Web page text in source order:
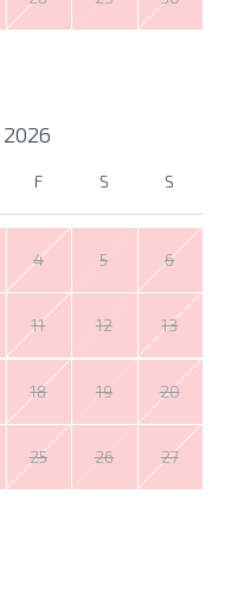
2026
F S S
4 5 6
11 12 13
18 19 20
25 26 27